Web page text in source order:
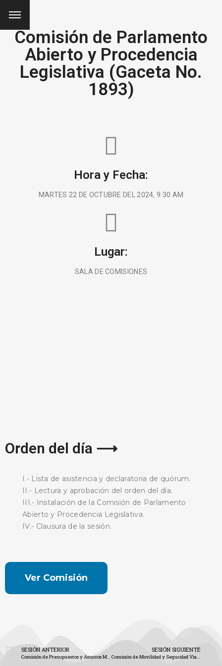
Comisión de Parlamento
Abierto y Procedencia
Legislativa (Gaceta No.
1893)
Hora y Fecha:
MARTES 22 DE OCTUBRE DEL 2024, 9:30 AM
Lugar:
SALA DE COMISIONES
Orden del día ⟶
I.- Lista de asistencia y declaratoria de quórum.
II.- Lectura y aprobación del orden del día.
III.- Instalación de la Comisión de Parlamento
Abierto y Procedencia Legislativa.
IV.- Clausura de la sesión.
Ver Comisión
SESIÓN ANTERIOR
Comisión de Presupuestos y Asuntos Municipales (Gaceta No. 1892)
SESIÓN SIGUIENTE
Comisión de Movilidad y Seguridad Vial (Gaceta No. 1894)